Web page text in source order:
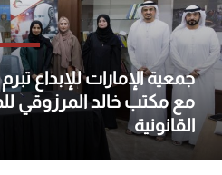
جمعية الإمارات للإبداع
مع مكتب خالد المرزوقي
القانونية